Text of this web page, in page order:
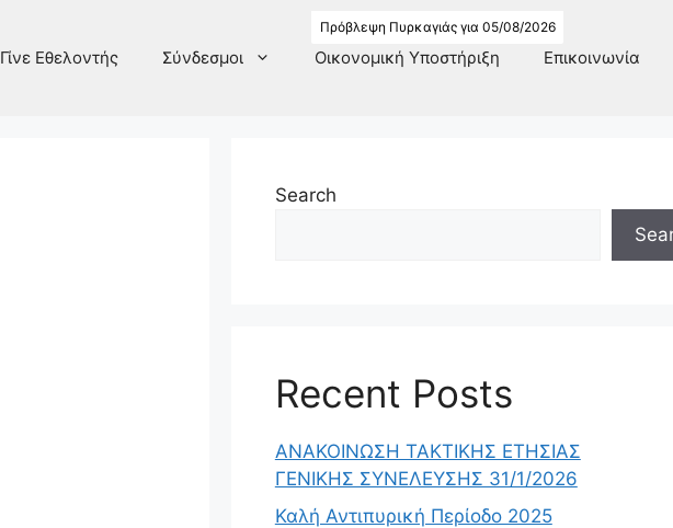
Πρόβλεψη Πυρκαγιάς για 05/08/2026
Γίνε Εθελοντής Σύνδεσμοι Οικονομική Υποστήριξη Επικοινωνία
Search
Recent Posts
ΑΝΑΚΟΙΝΩΣΗ ΤΑΚΤΙΚΗΣ ΕΤΗΣΙΑΣ
ΓΕΝΙΚΗΣ ΣΥΝΕΛΕΥΣΗΣ 31/1/2026
Καλή Αντιπυρική Περίοδο 2025